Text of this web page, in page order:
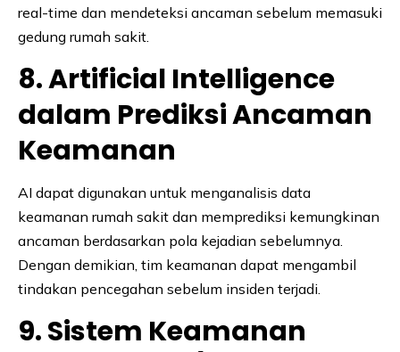
real-time dan mendeteksi ancaman sebelum memasuki
gedung rumah sakit.
8. Artificial Intelligence
dalam Prediksi Ancaman
Keamanan
AI dapat digunakan untuk menganalisis data
keamanan rumah sakit dan memprediksi kemungkinan
ancaman berdasarkan pola kejadian sebelumnya.
Dengan demikian, tim keamanan dapat mengambil
tindakan pencegahan sebelum insiden terjadi.
9. Sistem Keamanan